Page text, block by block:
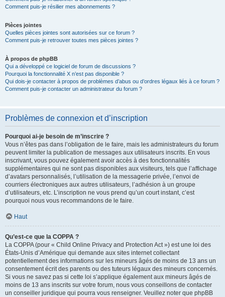
Comment puis-je résilier mes abonnements ?
Pièces jointes
Quelles pièces jointes sont autorisées sur ce forum ?
Comment puis-je retrouver toutes mes pièces jointes ?
À propos de phpBB
Qui a développé ce logiciel de forum de discussions ?
Pourquoi la fonctionnalité X n’est pas disponible ?
Qui dois-je contacter à propos de problèmes d’abus ou d’ordres légaux liés à ce forum ?
Comment puis-je contacter un administrateur du forum ?
Problèmes de connexion et d’inscription
Pourquoi ai-je besoin de m’inscrire ?
Vous n’êtes pas dans l’obligation de le faire, mais les administrateurs du forum
peuvent limiter la publication de messages aux utilisateurs inscrits. En vous
inscrivant, vous pouvez également avoir accès à des fonctionnalités
supplémentaires qui ne sont pas disponibles aux visiteurs, tels que l’affichage
d’avatars personnalisés, l’utilisation de la messagerie privée, l’envoi de
courriers électroniques aux autres utilisateurs, l’adhésion à un groupe
d’utilisateurs, etc. L’inscription ne vous prend qu’un court instant, c’est
pourquoi nous vous recommandons de le faire.
Haut
Qu’est-ce que la COPPA ?
La COPPA (pour « Child Online Privacy and Protection Act ») est une loi des
États-Unis d’Amérique qui demande aux sites internet collectant
potentiellement des informations sur les mineurs âgés de moins de 13 ans un
consentement écrit des parents ou des tuteurs légaux des mineurs concernés.
Si vous ne savez pas si cette loi s’applique également aux mineurs âgés de
moins de 13 ans inscrits sur votre forum, nous vous conseillons de contacter
un conseiller juridique qui pourra vous renseigner. Veuillez noter que phpBB